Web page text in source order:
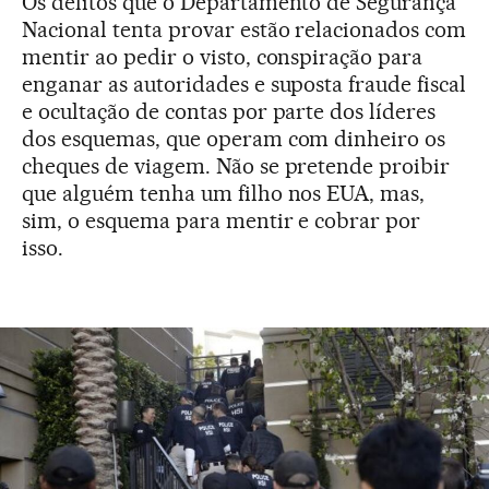
Nacional tenta provar estão relacionados com
mentir ao pedir o visto, conspiração para
enganar as autoridades e suposta fraude fiscal
e ocultação de contas por parte dos líderes
dos esquemas, que operam com dinheiro os
cheques de viagem. Não se pretende proibir
que alguém tenha um filho nos EUA, mas,
sim, o esquema para mentir e cobrar por
isso.